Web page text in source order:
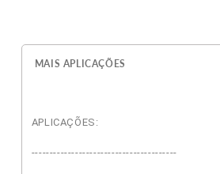
MAIS APLICAÇÕES
APLICAÇÕES:
----------------------------------------